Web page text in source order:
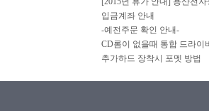
입금계좌 안내
-예전주문 확인 안내-
추가하드 장착시 포멧 방법